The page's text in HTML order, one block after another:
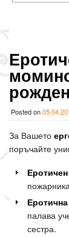
Posted on
За Вашето
поръчайте
палава
сестра.